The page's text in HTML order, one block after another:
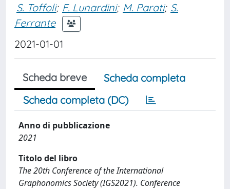
S. Toffoli; F. Lunardini; M. Parati; S.
Ferrante
2021-01-01
Scheda breve
Scheda completa
Scheda completa (DC)
Anno di pubblicazione
2021
Titolo del libro
The 20th Conference of the International
Graphonomics Society (IGS2021). Conference